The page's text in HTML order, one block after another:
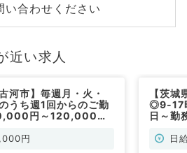
い合わせください
近い求人
河市】毎週月・火・
うち週1回からのご勤
円～120,000円
系・精神科・皮膚科／
円
【茨
◎9-17
日～勤
日